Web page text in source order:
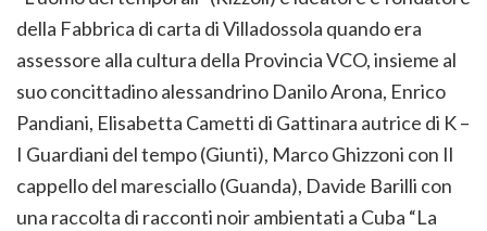
della Fabbrica di carta di Villadossola quando era
assessore alla cultura della Provincia VCO, insieme al
suo concittadino alessandrino Danilo Arona, Enrico
Pandiani, Elisabetta Cametti di Gattinara autrice di K –
I Guardiani del tempo (Giunti), Marco Ghizzoni con Il
cappello del maresciallo (Guanda), Davide Barilli con
una raccolta di racconti noir ambientati a Cuba “La